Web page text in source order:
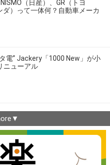
（日産）、GR（トヨ
ダ）って一体何？自動車メーカ
電” Jackery「1000 New」が小
ニューアル